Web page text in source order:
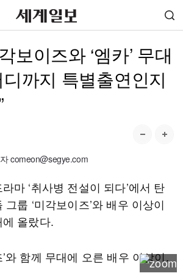
보이즈와 ‘엠카’ 무대
까지 특별출연인지
comeon@segye.com
마 ‘취사병 전설이 되다’에서 탄
룹 ‘미각보이즈’와 배우 이상이
올랐다.